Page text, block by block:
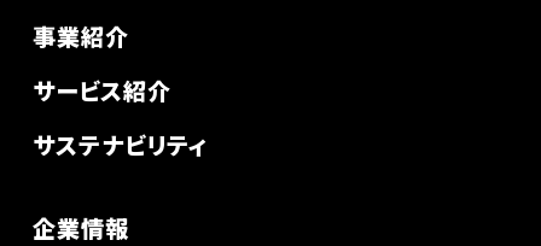
事業紹介
サービス紹介
サステナビリティ
企業情報